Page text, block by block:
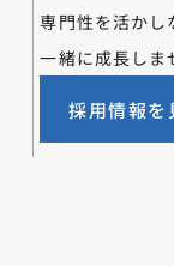
専門性を活かし
一緒に成長しま
採用情報を